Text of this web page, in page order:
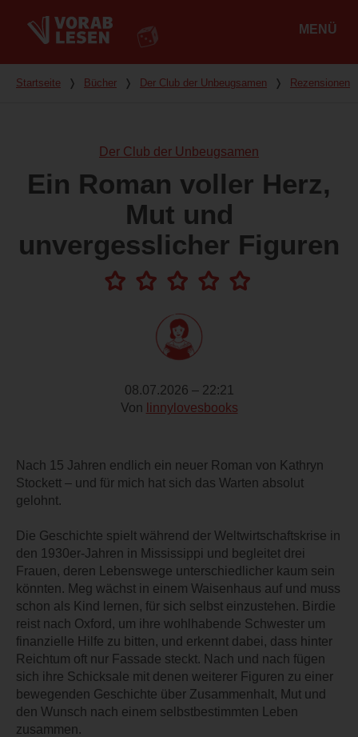
MENÜ
Du bist hier
Startseite ❭ Bücher ❭ Der Club der Unbeugsamen ❭ Rezensionen
Der Club der Unbeugsamen
Ein Roman voller Herz,
Mut und
unvergesslicher Figuren
08.07.2026 – 22:21
Von linnylovesbooks
Nach 15 Jahren endlich ein neuer Roman von Kathryn
Stockett – und für mich hat sich das Warten absolut
gelohnt.
Die Geschichte spielt während der Weltwirtschaftskrise in
den 1930er-Jahren in Mississippi und begleitet drei
Frauen, deren Lebenswege unterschiedlicher kaum sein
könnten. Meg wächst in einem Waisenhaus auf und muss
schon als Kind lernen, für sich selbst einzustehen. Birdie
reist nach Oxford, um ihre wohlhabende Schwester um
finanzielle Hilfe zu bitten, und erkennt dabei, dass hinter
Reichtum oft nur Fassade steckt. Nach und nach fügen
sich ihre Schicksale mit denen weiterer Figuren zu einer
bewegenden Geschichte über Zusammenhalt, Mut und
den Wunsch nach einem selbstbestimmten Leben
zusammen.